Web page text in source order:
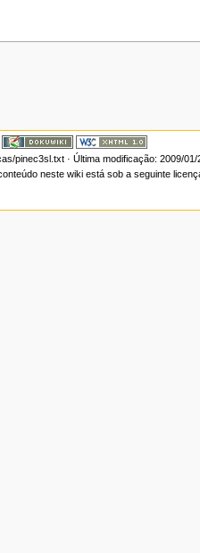
pinec3sl.txt· Última modificação: 2009/
neste wiki está sob a seguinte